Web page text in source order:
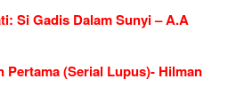
Si Gadis Dalam Sunyi – A.A
Pertama (Serial Lupus)- Hilman